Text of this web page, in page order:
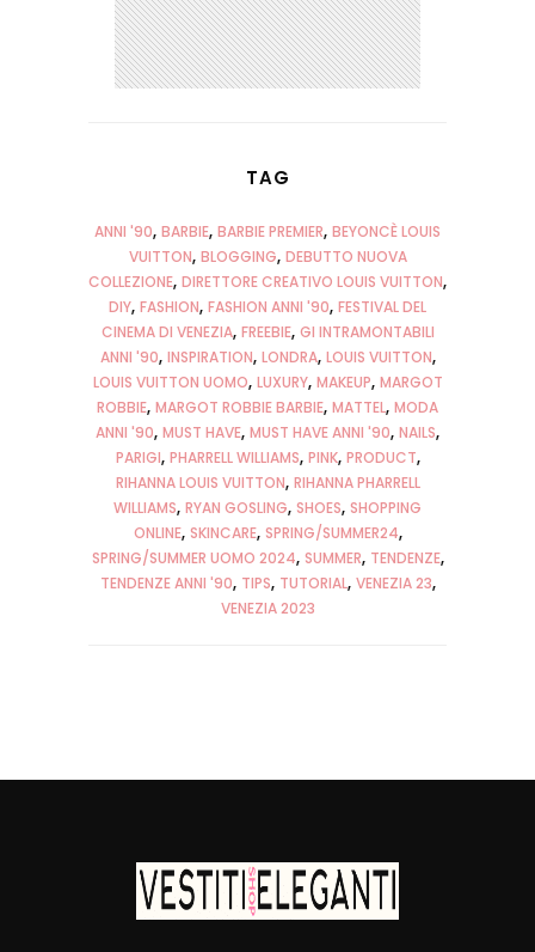
TAG
ANNI '90 BARBIE BARBIE PREMIER BEYONCÈ LOUIS
VUITTON BLOGGING DEBUTTO NUOVA
COLLEZIONE DIRETTORE CREATIVO LOUIS VUITTON
DIY FASHION FASHION ANNI '90 FESTIVAL DEL
CINEMA DI VENEZIA FREEBIE GI INTRAMONTABILI
ANNI '90 INSPIRATION LONDRA LOUIS VUITTON
LOUIS VUITTON UOMO LUXURY MAKEUP MARGOT
ROBBIE MARGOT ROBBIE BARBIE MATTEL MODA
ANNI '90 MUST HAVE MUST HAVE ANNI '90 NAILS
PARIGI PHARRELL WILLIAMS PINK PRODUCT
RIHANNA LOUIS VUITTON RIHANNA PHARRELL
WILLIAMS RYAN GOSLING SHOES SHOPPING
ONLINE SKINCARE SPRING/SUMMER24
SPRING/SUMMER UOMO 2024 SUMMER TENDENZE
TENDENZE ANNI '90 TIPS TUTORIAL VENEZIA 23
VENEZIA 2023